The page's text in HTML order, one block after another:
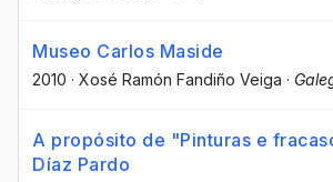
Museo Carlos Maside
2010 · Xosé Ramón Fandiño Veiga ·
A propósito de "Pinturas e
Díaz Pardo